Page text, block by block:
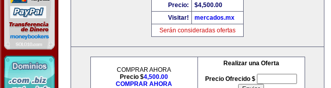
Precio:
$4,500.00
Visitar!
mercados.mx
Serán consideradas ofertas
COMPRAR AHORA
Precio $4,500.00
COMPRAR AHORA
Realizar una Oferta
Precio Ofrecido $